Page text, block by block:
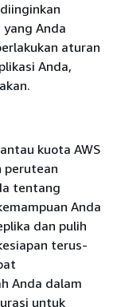
Anda
aturan
Anda,
kuota AWS
perutean
tentang
Anda
dan pulih
terus-
Anda dalam
untuk